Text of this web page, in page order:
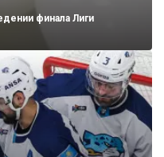
финала Лиги